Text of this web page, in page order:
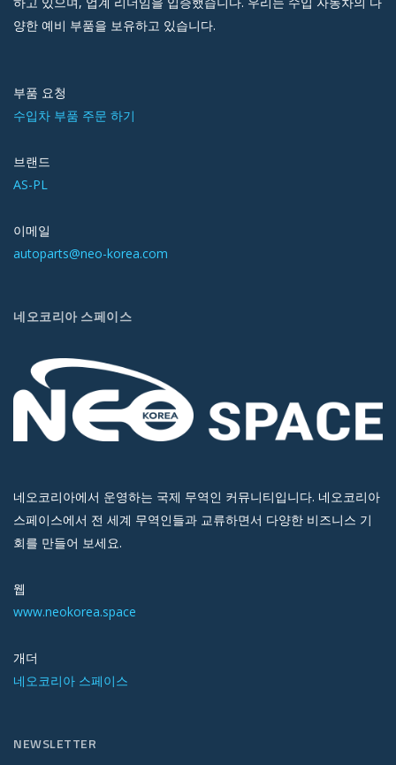
양한 예비 부품을 보유하고 있습니다.
부품 요청
수입차 부품 주문 하기
브랜드
AS-PL
이메일
autoparts@neo-korea.com
네오코리아 스페이스
네오코리아에서 운영하는 국제 무역인 커뮤니티입니다. 네오코리아
스페이스에서 전 세계 무역인들과 교류하면서 다양한 비즈니스 기
회를 만들어 보세요.
웹
www.neokorea.space
개더
네오코리아 스페이스
NEWSLETTER